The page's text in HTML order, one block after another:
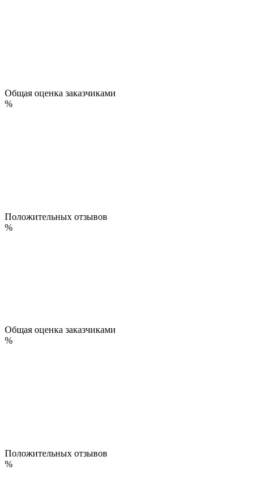
Общая оценка заказчиками
%
Положительных отзывов
%
Общая оценка заказчиками
%
Положительных отзывов
%